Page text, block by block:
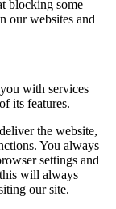
blocking some
our websites and
with services
its features.
the website,
You always
settings and
will always
our site.